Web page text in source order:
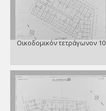
Οικοδομικόν τετράγωνον 10